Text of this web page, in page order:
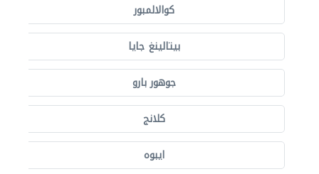
كوالالمبور
بيتالينغ جايا
جوهور بارو
كلانج
ايبوه